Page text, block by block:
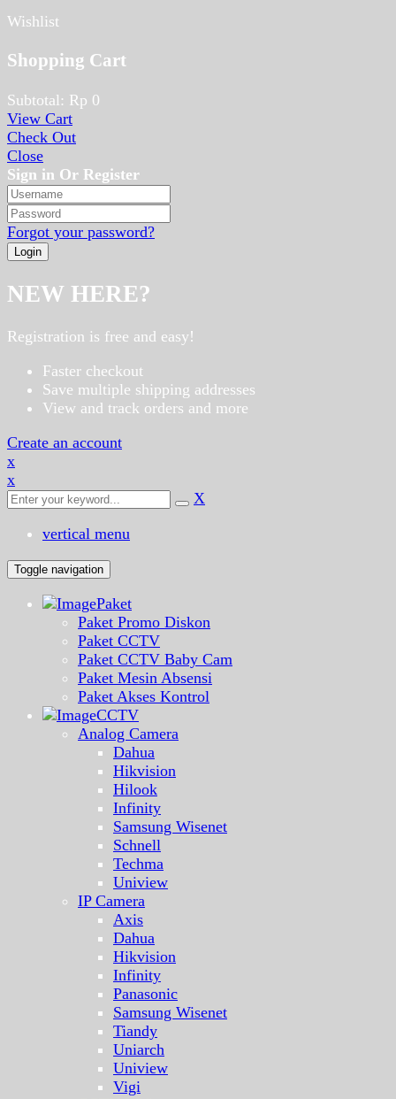
Wishlist
Shopping Cart
Subtotal: Rp 0
View Cart
Check Out
Close
Sign in Or Register
Forgot your password?
NEW HERE?
Registration is free and easy!
Faster checkout
Save multiple shipping addresses
View and track orders and more
Create an account
x
x
X
vertical menu
Toggle navigation
Paket
Paket Promo Diskon
Paket CCTV
Paket CCTV Baby Cam
Paket Mesin Absensi
Paket Akses Kontrol
CCTV
Analog Camera
Dahua
Hikvision
Hilook
Infinity
Samsung Wisenet
Schnell
Techma
Uniview
IP Camera
Axis
Dahua
Hikvision
Infinity
Panasonic
Samsung Wisenet
Tiandy
Uniarch
Uniview
Vigi